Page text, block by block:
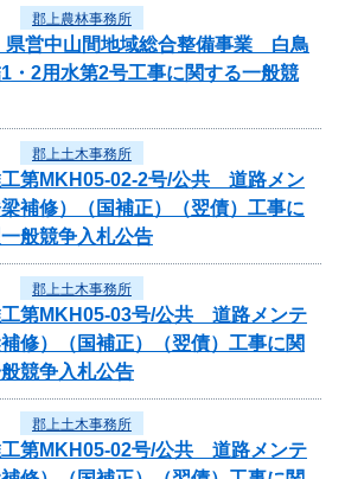
郡上農林事務所
県営中山間地域総合整備事業 白鳥
2用水第2号工事に関する一般競
郡上土木事務所
工第MKH05-02-2号/公共 道路メン
補修）（国補正）（翌債）工事に
般競争入札公告
郡上土木事務所
工第MKH05-03号/公共 道路メンテ
修）（国補正）（翌債）工事に関
競争入札公告
郡上土木事務所
工第MKH05-02号/公共 道路メンテ